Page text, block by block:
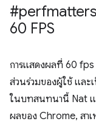
60 FPS
การแสดงผลที่ 60 fps
ส่วนร่วมของผู้ใช้ และ
ในบทสนทนานี้ Nat แ
ผลของ Chrome, สา